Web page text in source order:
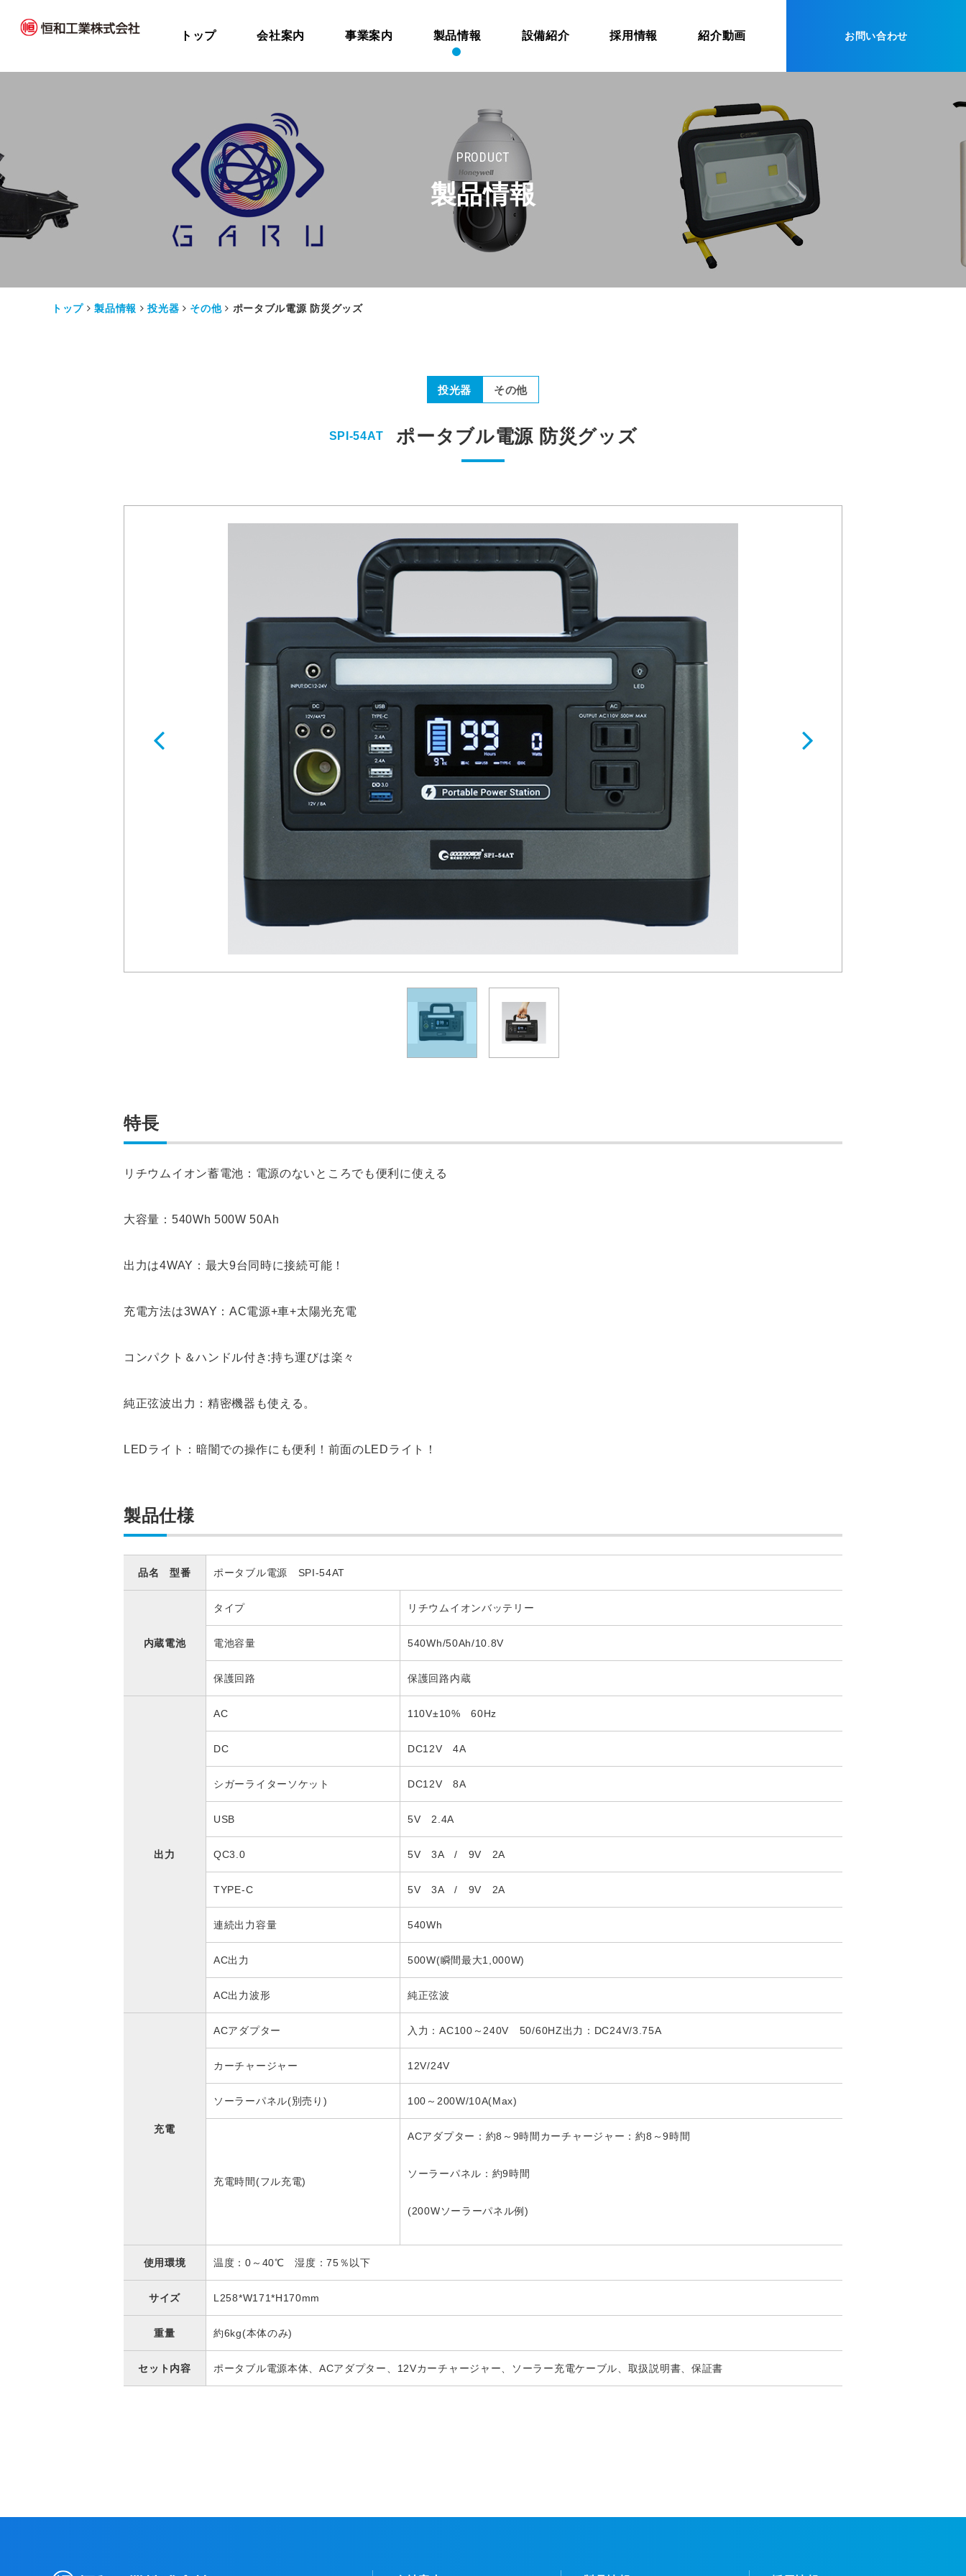
トップ 会社案内 事業案内 製品情報 設備紹介 採用情報 紹介動画 お問い合わせ
PRODUCT
製品情報
トップ 製品情報 投光器 その他 ポータブル電源 防災グッズ
投光器 その他
SPI-54AT ポータブル電源 防災グッズ
特長
リチウムイオン蓄電池：電源のないところでも便利に使える
大容量：540Wh 500W 50Ah
出力は4WAY：最大9台同時に接続可能！
充電方法は3WAY：AC電源+車+太陽光充電
コンパクト＆ハンドル付き:持ち運びは楽々
純正弦波出力：精密機器も使える。
LEDライト：暗闇での操作にも便利！前面のLEDライト！
製品仕様
品名 型番 ポータブル電源 SPI-54AT
内蔵電池
タイプ リチウムイオンバッテリー
電池容量 540Wh/50Ah/10.8V
保護回路 保護回路内蔵
出力
AC 110V±10% 60Hz
DC DC12V 4A
シガーライターソケット DC12V 8A
USB 5V 2.4A
QC3.0 5V 3A / 9V 2A
TYPE-C 5V 3A / 9V 2A
連続出力容量 540Wh
AC出力 500W(瞬間最大1,000W)
AC出力波形 純正弦波
充電
ACアダプター 入力：AC100～240V 50/60HZ出力：DC24V/3.75A
カーチャージャー 12V/24V
ソーラーパネル(別売り) 100～200W/10A(Max)
充電時間(フル充電)
ACアダプター：約8～9時間カーチャージャー：約8～9時間
ソーラーパネル：約9時間
(200Wソーラーパネル例)
使用環境 温度：0～40℃ 湿度：75％以下
サイズ L258*W171*H170mm
重量 約6kg(本体のみ)
セット内容 ポータブル電源本体、ACアダプター、12Vカーチャージャー、ソーラー充電ケーブル、取扱説明書、保証書